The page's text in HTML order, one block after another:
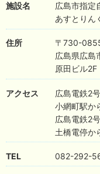
施設名
広島市指定
あすとりん
住所
〒730-
広島県広島
原田ビル2F
アクセス
広島電鉄2
小網町駅か
広島電鉄2
土橋電停か
TEL 082-292-